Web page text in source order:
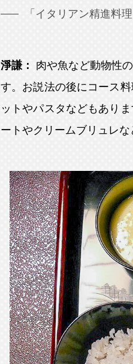
「イタリアン精進料
淨謙：
肉や魚など動物性
す。お説法の後にコース
ットやパスタなどもあり
ートやクリームブリュレな